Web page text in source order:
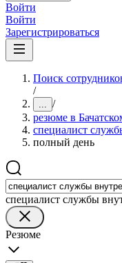
Войти
Войти
Зарегистрироваться
Поиск
/
... /
резюме в
специалист
полный день
специалист службы
Резюме